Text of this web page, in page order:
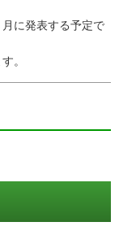
に発表する予定で
。